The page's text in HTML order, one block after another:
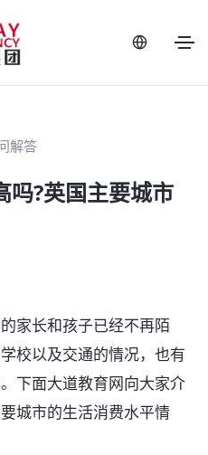
解答
吗?英国主要城市
长和孩子已经不再陌
校以及交通的情况，也有
下面大道教育网向大家介
城市的生活消费水平情